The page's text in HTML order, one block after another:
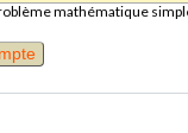
mathématique